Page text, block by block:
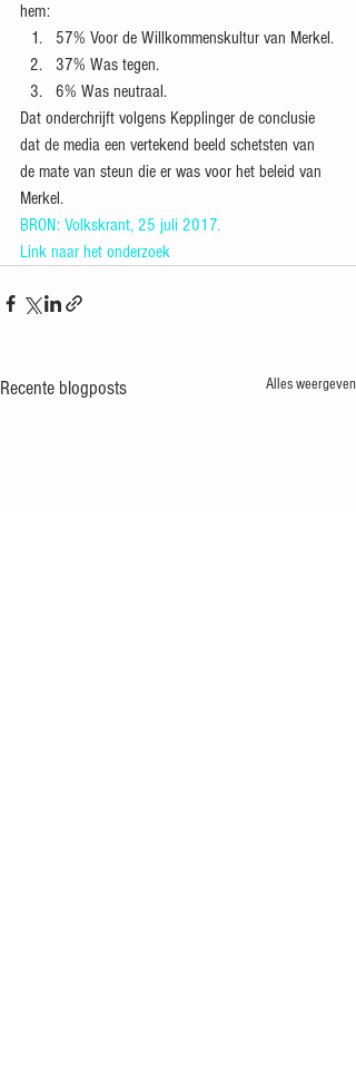
hem:
57% Voor de Willkommenskultur van Merkel.
37% Was tegen.
6% Was neutraal.
Dat onderchrijft volgens Kepplinger de conclusie
dat de media een vertekend beeld schetsten van
de mate van steun die er was voor het beleid van
Merkel.
BRON: Volkskrant, 25 juli 2017.
Link naar het onderzoek
Recente blogposts Alles weergeven